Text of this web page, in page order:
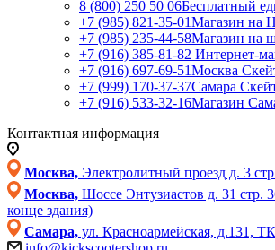
8 (800) 250 50 06Бесплатный
+7 (985) 821-35-01Магазин на
+7 (985) 235-44-58Магазин на
+7 (916) 385-81-82 Интернет-
+7 (916) 697-69-51Москва
+7 (999) 170-37-37Самара
+7 (916) 533-32-16Магазин
Контактная информация
Москва, Электролитный проезд д. 3
Москва, Шоссе Энтузиастов д. 31 стр.
конце здания)
Самара, ул. Красноармейская, д.131,